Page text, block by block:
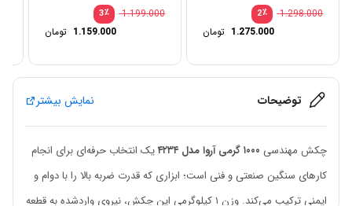
٪2
1.298.000
1.275.000 تومان
٪3
1.199.000
1.159.000 تومان
توضیحات نمایش بیشتر
چکش مهندسی ۱۰۰۰ گرمی آروا مدل ۴۲۳۴
یک انتخاب حرفه‌ای برای انجام
کارهای سنگین صنعتی و فنی است؛ ابزاری که قدرت ضربه بالا را با دوام و
ایمنی ترکیب می‌کند. وزن ۱ کیلوگرمی این چکش، نیروی واردشده به قطعه